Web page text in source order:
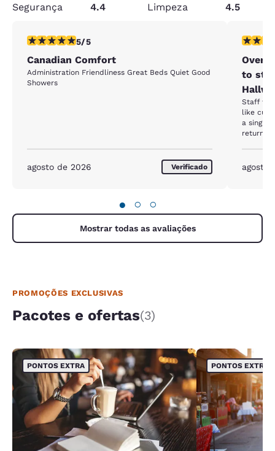
Segurança
4.4 Limpeza 4.5
classificação 5 estrelas. Excepcional. 1 avaliação
5/5
Canadian Comfort
Administration Friendliness Great Beds Quiet Good
Showers
agosto de 2026 Verificado
to
Staff
like
a single
return.
agosto
● ○ ○
Mostrar todas as avaliações
PROMOÇÕES EXCLUSIVAS
Pacotes e ofertas(3)
PONTOS EXTRA PONTOS EXTRA